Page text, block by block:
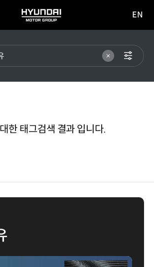
HYUNDAI
MOTOR
이동
EN
한 태그검색 결과 입니다.